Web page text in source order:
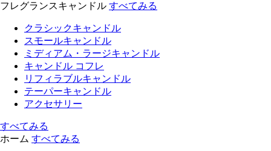
フレグランスキャンドル すべてみる
クラシックキャンドル
スモールキャンドル
ミディアム・ラージキャンドル
キャンドル コフレ
リフィラブルキャンドル
テーパーキャンドル
アクセサリー
すべてみる
ホーム すべてみる